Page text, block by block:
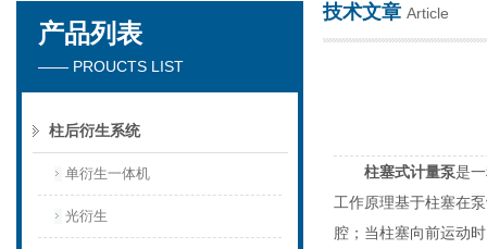
天津琛航科苑科技发展有限公司
产品列表
—— PROUCTS LIST
柱后衍生系统
单衍生一体机
光衍生
技术文章 Article
柱塞式计量泵是
工作原理基于柱塞在
腔；当柱塞向前运动